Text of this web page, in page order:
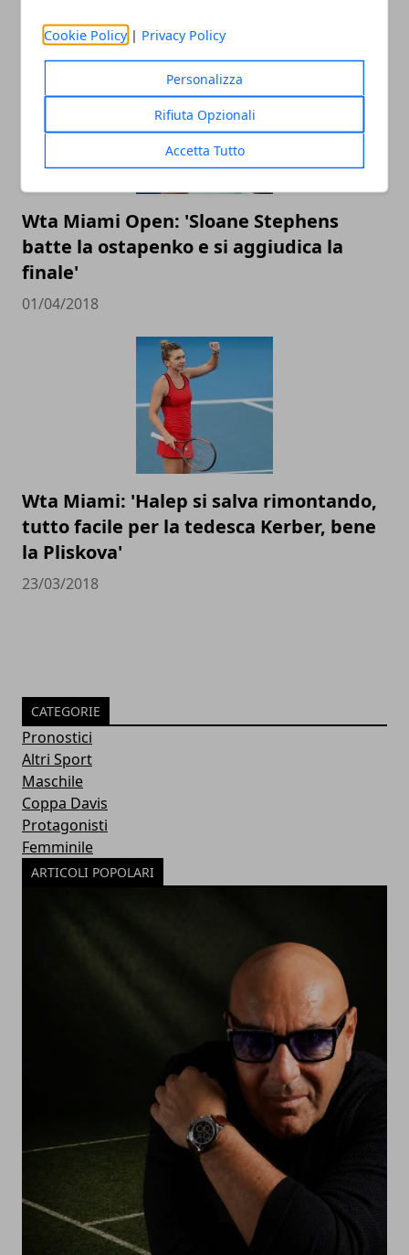
Cookie Policy | Privacy Policy
Personalizza
Rifiuta Opzionali
Accetta Tutto
05/04/2018
Wta Miami Open: 'Sloane Stephens
batte la ostapenko e si aggiudica la
finale'
01/04/2018
Wta Miami: 'Halep si salva rimontando,
tutto facile per la tedesca Kerber, bene
la Pliskova'
23/03/2018
CATEGORIE
Pronostici
Altri Sport
Maschile
Coppa Davis
Protagonisti
Femminile
ARTICOLI POPOLARI